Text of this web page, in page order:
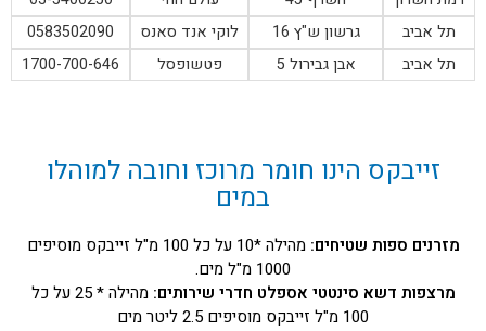
תל אביב
גרשון ש"ץ 16 לוקי אנד סאנס
0583502090
תל אביב
אבן גבירול 5 פטשופסל 1700-700-646
זייבקס הינו חומר מרוכז וחובה למוהלו
במים
מזרנים ספות שטיחים:
מהילה *10 על כל 100 מ"ל זייבקס מוסיפים
1000 מ"ל מים.
מרצפות דשא סינטטי אספלט חדרי שירותים:
מהילה * 25 על כל
100 מ"ל זייבקס מוסיפים 2.5 ליטר מים